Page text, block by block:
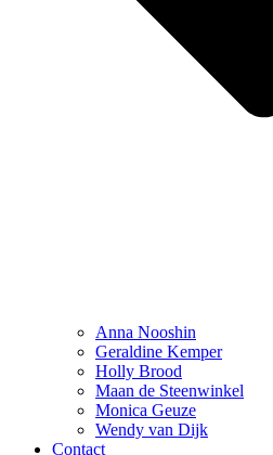
Anna Nooshin
Geraldine Kemper
Holly Brood
Maan de Steenwinkel
Monica Geuze
Wendy van Dijk
Contact